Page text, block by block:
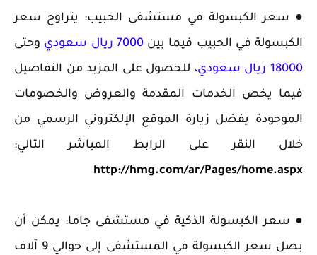
● سعر الكبسولة في مستشفى الحبيب: يتراوح سعر
الكبسولة في الحبيب فيما بين 7000 ريال سعودي
وحتى
18000 ريال سعودي
، للحصول على المزيد من التفاصيل
فيما يخص الخدمات المقدمة والعروض والخصومات
الموجودة يفضل زيارة الموقع الإلكتروني الرسمي من
خلال النقر على الرابط المباشر التالي:
http://hmg.com/ar/Pages/home.aspx
● سعر الكبسولة الذكية في مستشفى جاما: يمكن أن
يصل سعر الكبسولة في المستشفى إلى حوالي 9 آلاف